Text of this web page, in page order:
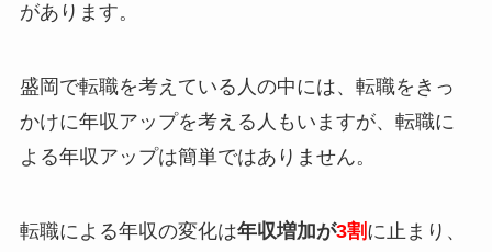
があります。
盛岡で転職を考えている人の中には、転職をきっ
かけに年収アップを考える人もいますが、転職に
よる年収アップは簡単ではありません。
転職による年収の変化は年収増加が3割 に止まり、